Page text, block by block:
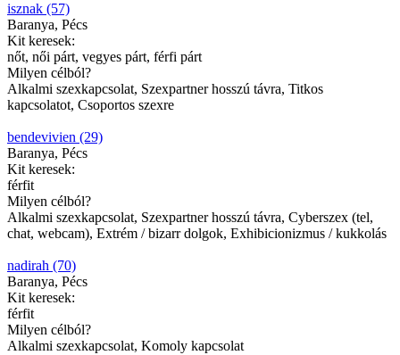
isznak (57)
Baranya, Pécs
Kit keresek:
nőt, női párt, vegyes párt, férfi párt
Milyen célból?
Alkalmi szexkapcsolat, Szexpartner hosszú távra, Titkos
kapcsolatot, Csoportos szexre
bendevivien (29)
Baranya, Pécs
Kit keresek:
férfit
Milyen célból?
Alkalmi szexkapcsolat, Szexpartner hosszú távra, Cyberszex (tel,
chat, webcam), Extrém / bizarr dolgok, Exhibicionizmus / kukkolás
nadirah (70)
Baranya, Pécs
Kit keresek:
férfit
Milyen célból?
Alkalmi szexkapcsolat, Komoly kapcsolat